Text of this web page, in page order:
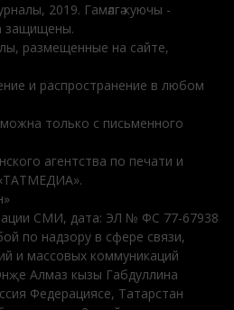
2019. Гамәлгә куючы -
защищены.
размещенные на сайте,
и распространение в любом
только с письменного
агентства по печати и
СМИ, дата: ЭЛ № ФС 77-67938
по надзору в сфере связи,
и массовых коммуникаций
Алмаз кызы Габдуллина
Федерациясе, Татарстан